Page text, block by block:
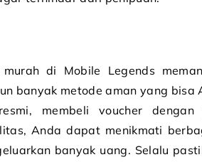
di Mobile Legends
banyak metode aman yang bisa
membeli voucher
Anda dapat menikmati
banyak uang. Selalu